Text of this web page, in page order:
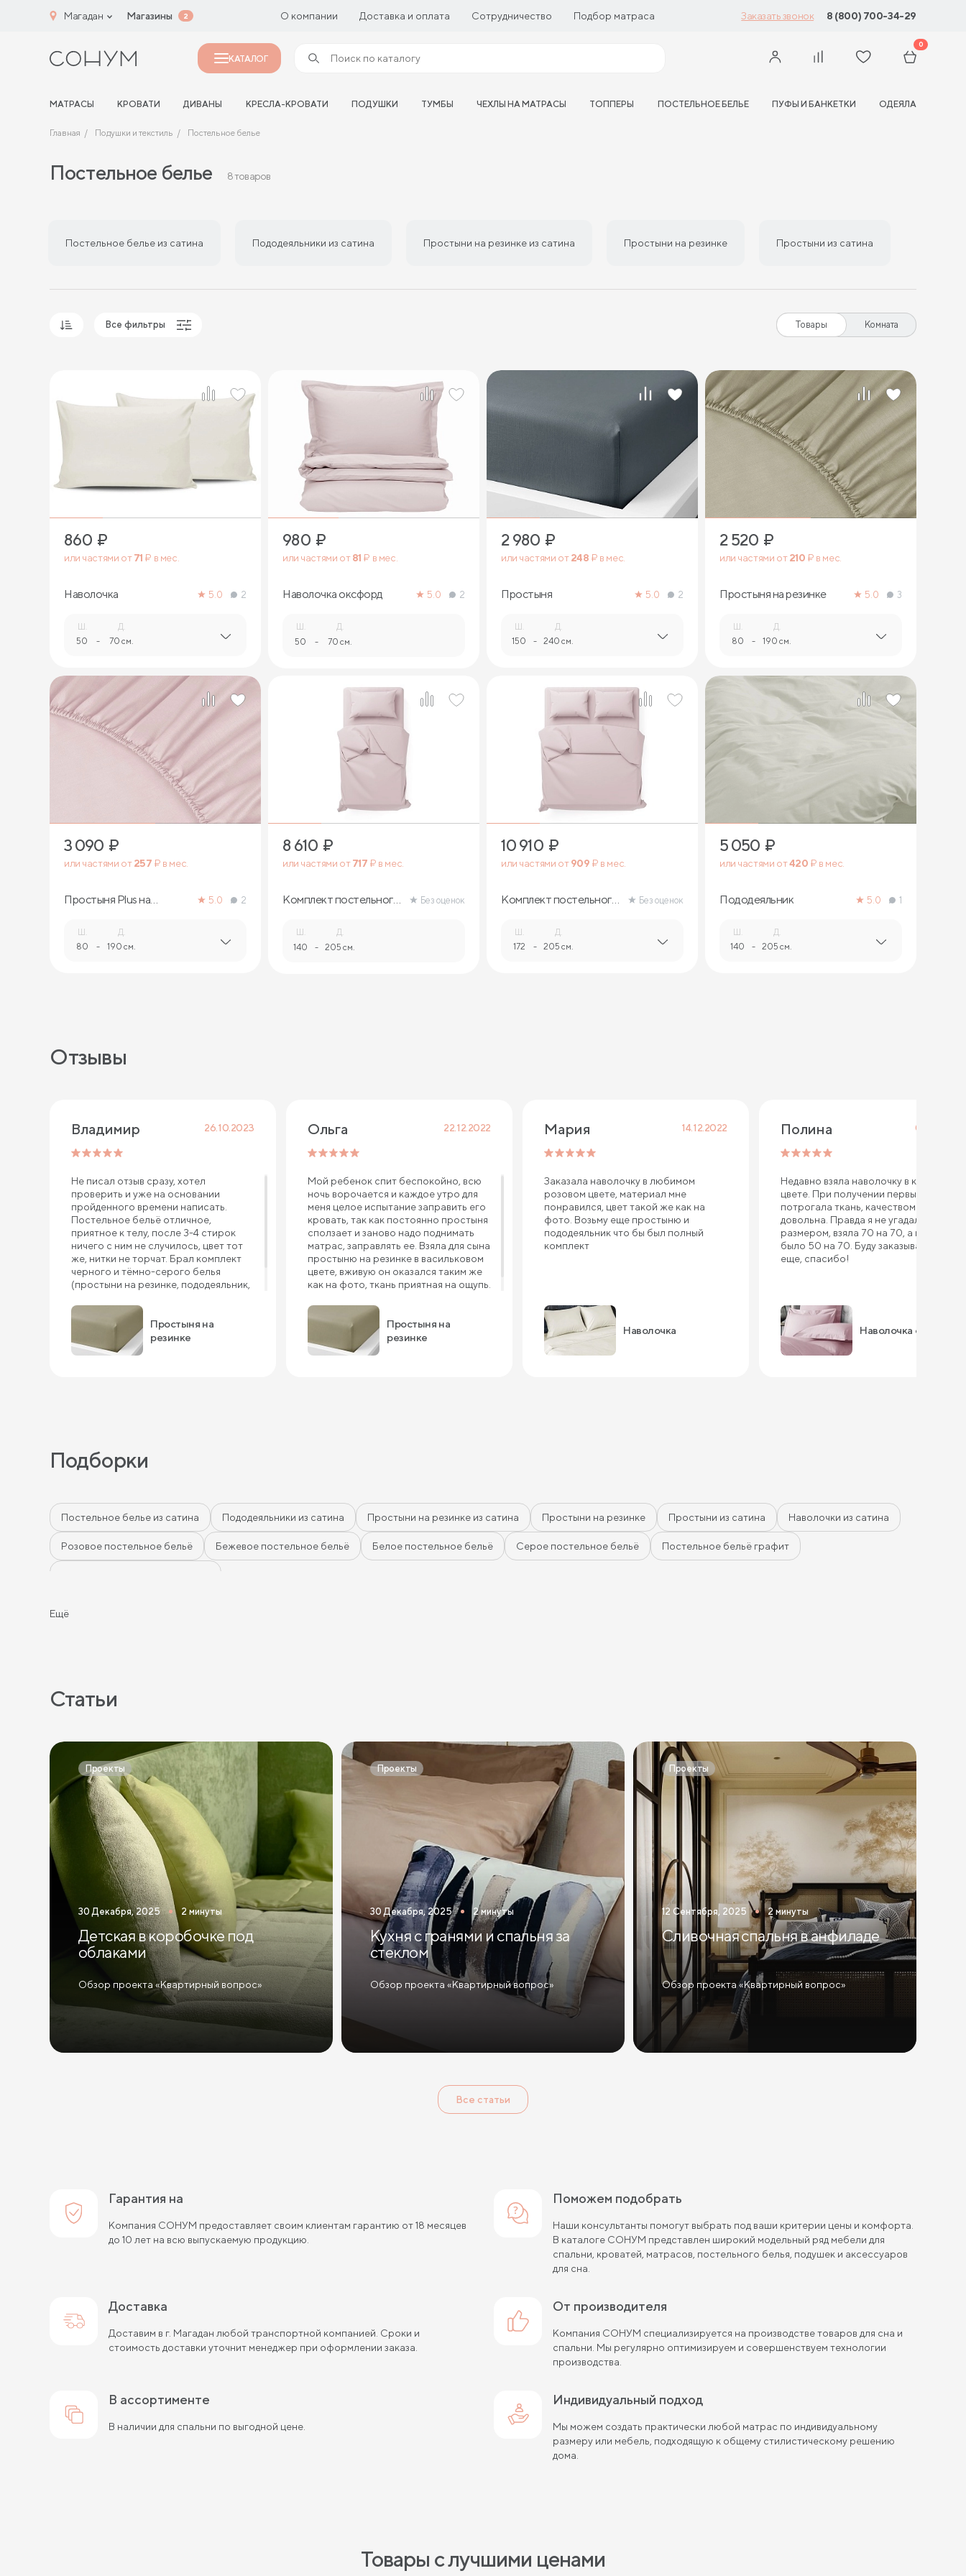
Магадан Магазины 2 О компании Доставка и оплата Сотрудничество Подбор матраса Заказать звонок 8 (800) 700-34-29
КАТАЛОГ
0
МАТРАСЫ КРОВАТИ ДИВАНЫ КРЕСЛА-КРОВАТИ ПОДУШКИ ТУМБЫ ЧЕХЛЫ НА МАТРАСЫ ТОППЕРЫ ПОСТЕЛЬНОЕ БЕЛЬЕ ПУФЫ И БАНКЕТКИ ОДЕЯЛА
Главная Подушки и текстиль Постельное белье
Постельное белье 8 товаров
Постельное белье из сатина Пододеяльники из сатина Простыни на резинке из сатина Простыни на резинке Простыни из сатина
Сначала дорогие
Все фильтры Товары Комната
860 ₽
или частями от71 ₽ в мес.
Наволочка 5.0 2
Ш.
50 -
Д.
70 см.
980 ₽
или частями от81 ₽ в мес.
Наволочка оксфорд 5.0 2
Ш.
50 -
Д.
70 см.
2 980 ₽
или частями от248 ₽ в мес.
Простыня 5.0 2
Ш.
150 -
Д.
240 см.
2 520 ₽
или частями от210 ₽ в мес.
Простыня на резинке 5.0 3
Ш.
80 -
Д.
190 см.
3 090 ₽
или частями от257 ₽ в мес.
Простыня Plus на
5.0 2
Ш.
80 -
Д.
190 см.
8 610 ₽
или частями от717 ₽ в мес.
Комплект постельного
Без оценок
Ш.
140 -
Д.
205 см.
10 910 ₽
или частями от909 ₽ в мес.
Комплект постельного
Без оценок
Ш.
172 -
Д.
205 см.
5 050 ₽
или частями от420 ₽ в мес.
Пододеяльник 5.0 1
Ш.
140 -
Д.
205 см.
Отзывы
Владимир 26.10.2023
Не писал отзыв сразу, хотел
проверить и уже на основании
пройденного времени написать.
Постельное бельё отличное,
приятное к телу, после 3-4 стирок
ничего с ним не случилось, цвет тот
же, нитки не торчат. Брал комплект
черного и тёмно-серого белья
(простыни на резинке, пододеяльник,
советую!
Простыня на
резинке
Ольга 22.12.2022
Мой ребенок спит беспокойно, всю
ночь ворочается и каждое утро для
меня целое испытание заправить его
кровать, так как постоянно простыня
сползает и заново надо поднимать
матрас, заправлять ее. Взяла для сына
простыню на резинке в васильковом
цвете, вживую он оказался таким же
как на фото, ткань приятная на ощупь.
Простыня на
резинке
Мария 14.12.2022
Заказала наволочку в любимом
розовом цвете, материал мне
понравился, цвет такой же как на
фото. Возьму еще простыню и
пододеяльник что бы был полный
комплект
Наволочка
Полина 04.12.2022
Недавно взяла наволочку в кремовом
цвете. При получении первым делом
потрогала ткань, качеством осталась
довольна. Правда я не угадала с
размером, взяла 70 на 70, а надо
было 50 на 70. Буду заказывать у вас
еще, спасибо!
Наволочка оксфорд
Подборки
Постельное белье из сатина Пододеяльники из сатина Простыни на резинке из сатина Простыни на резинке Простыни из сатина Наволочки из сатина
Розовое постельное бельё Бежевое постельное бельё Белое постельное бельё Серое постельное бельё Постельное бельё графит
Ещё
Статьи
Проекты
30 Декабря, 2025 2 минуты
Детская в коробочке под
облаками
Обзор проекта «Квартирный вопрос»
Проекты
30 Декабря, 2025 2 минуты
Кухня с гранями и спальня за
стеклом
Обзор проекта «Квартирный вопрос»
Проекты
12 Сентября, 2025 2 минуты
Сливочная спальня в анфиладе
Обзор проекта «Квартирный вопрос»
Все статьи
Гарантия на
Компания СОНУМ предоставляет своим клиентам гарантию от 18 месяцев
до 10 лет на всю выпускаемую продукцию.
Поможем подобрать
Наши консультанты помогут выбрать под ваши критерии цены и комфорта.
В каталоге СОНУМ представлен широкий модельный ряд мебели для
спальни, кроватей, матрасов, постельного белья, подушек и аксессуаров
для сна.
Доставка
Доставим в г. Магадан любой транспортной компанией. Сроки и
стоимость доставки уточнит менеджер при оформлении заказа.
от производителя
Компания СОНУМ специализируется на производстве товаров для сна и
спальни. Мы регулярно оптимизируем и совершенствуем технологии
производства.
в ассортименте
В наличии для спальни по выгодной цене.
Индивидуальный подход
Мы можем создать практически любой матрас по индивидуальному
размеру или мебель, подходящую к общему стилистическому решению
дома.
Товары с лучшими ценами